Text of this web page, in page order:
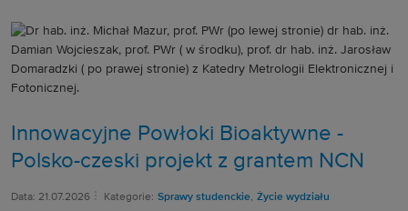
Innowacyjne Powłoki Bioaktywne -
Polsko-czeski projekt z grantem NCN
Data: 21.07.2026 Kategorie: Sprawy studenckie, Życie wydziału